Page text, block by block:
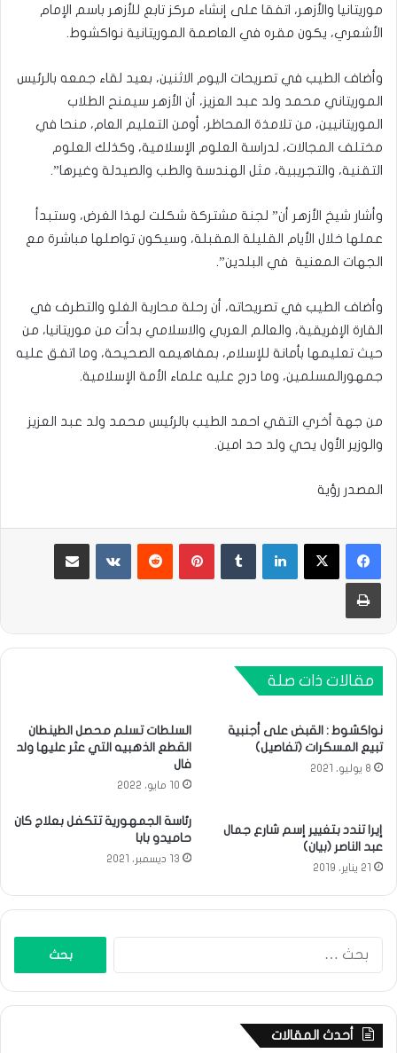
موريتانيا والأزهر، اتفقا على إنشاء مركز تابع للأزهر باسم الإمام
الأشعري، يكون مقره في العاصمة الموريتانية نواكشوط.
وأضاف الطيب في تصريحات اليوم الاثنين، بعيد لقاء جمعه بالرئيس
الموريتاني محمد ولد عبد العزيز، أن الأزهر سيمنح الطلاب
الموريتانيين، من تلامذة المحاظر، أومن التعليم العام، منحا في
مختلف المجالات، لدراسة العلوم الإسلامية، وكذلك العلوم
التقنية، والتجريبية، مثل الهندسة والطب والصيدلة وغيرها”.
وأشار شيخ الأزهر أن” لجنة مشتركة شكلت لهذا الغرض، وستبدأ
عملها خلال الأيام القليلة المقبلة، وسيكون تواصلها مباشرة مع
الجهات المعنية في البلدين”.
وأضاف الطيب في تصريحاته، أن رحلة محاربة الغلو والتطرف في
القارة الإفريقية، والعالم العربي والاسلامي بدأت من موريتانيا، من
حيث تعليمها بأمانة للإسلام، بمفاهيمه الصحيحة، وما اتفق عليه
جمهورالمسلمين، وما درج عليه علماء الأمة الإسلامية.
من جهة أخري التقي احمد الطيب بالرئيس محمد ولد عبد العزيز
والوزير الأول يحي ولد حد امين.
المصدر رؤية
لينكدإن بينتيريست مشاركة عبر البريد
طباعة
مقالات ذات صلة
نواكشوط : القبض على أجنبية
تبيع المسكرات (تفاصيل)
8 يوليو، 2021
السلطات تسلم محصل الطينطان
القطع الذهبيه التي عثر عليها ولد
فال
10 مايو، 2022
إيرا تندد بتغيير إسم شارع جمال
عبد الناصر (بيان)
21 يناير، 2019
رئاسة الجمهورية تتكفل بعلاج كان
حاميدو بابا
13 ديسمبر، 2021
أحدث المقالات